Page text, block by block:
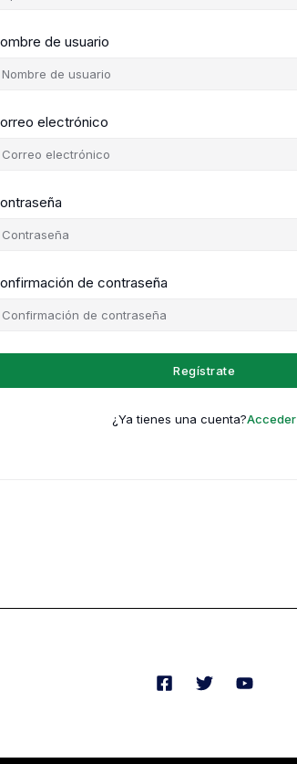
de usuario
electrónico
de contraseña
Regístrate
¿Ya tienes una cuenta?Acceder